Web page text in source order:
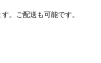
。ご配送も可能です。